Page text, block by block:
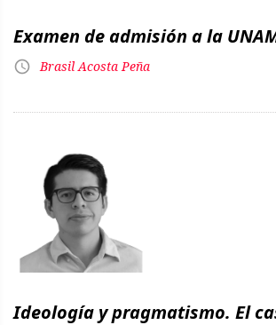
Examen de admisión a la
Brasil Acosta Peña
Ideología y pragmatismo. El